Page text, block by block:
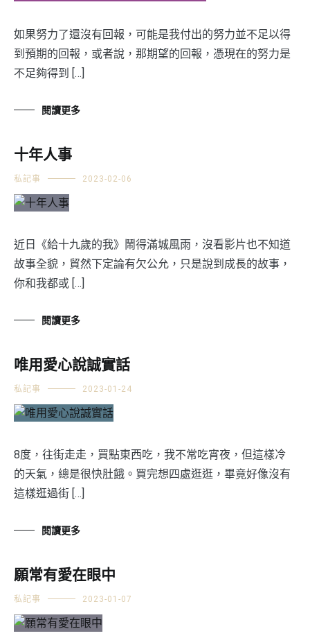
如果努力了還沒有回報，可能是我付出的努力並不足以得
到預期的回報，或者說，那期望的回報，憑現在的努力是
不足夠得到 […]
閱讀更多
十年人事
私記事 2023-02-06
近日《給十九歲的我》鬧得滿城風雨，沒看影片也不知道
故事全貌，貿然下定論有欠公允，只是說到成長的故事，
你和我都或 […]
閱讀更多
唯用愛心說誠實話
私記事 2023-01-24
8度，往街走走，買點東西吃，我不常吃宵夜，但這樣冷
的天氣，總是很快肚餓。買完想四處逛逛，畢竟好像沒有
這樣逛過街 […]
閱讀更多
願常有愛在眼中
私記事 2023-01-07